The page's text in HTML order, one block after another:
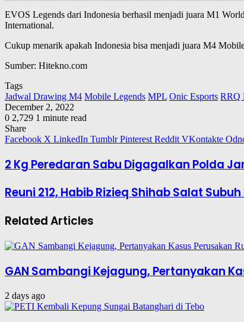
EVOS Legends dari Indonesia berhasil menjadi juara M1
International.
Cukup menarik apakah Indonesia bisa menjadi juara M4
Sumber: Hitekno.com
Tags
Jadwal Drawing M4 Mobile Legends MPL Onic Esports RRQ
December 2, 2022
0 2,729 1 minute read
Share
Facebook X LinkedIn Tumblr Pinterest Reddit VKontakte
2 Kg Peredaran Sabu Digagalkan Polda
Reuni 212, Habib Rizieq Shihab Salat
Related Articles
GAN Sambangi Kejagung, Pertanyakan
2 days ago